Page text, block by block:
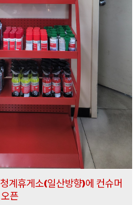
계휴게소(일산방향)에 컨슈머
오픈